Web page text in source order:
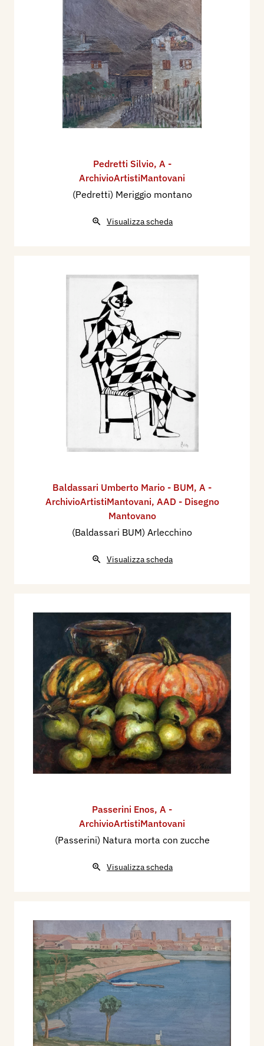
Pedretti Silvio, A -
ArchivioArtistiMantovani
(Pedretti) Meriggio montano
Visualizza scheda
Baldassari Umberto Mario - BUM, A -
ArchivioArtistiMantovani, AAD - Disegno
Mantovano
(Baldassari BUM) Arlecchino
Visualizza scheda
Passerini Enos, A -
ArchivioArtistiMantovani
(Passerini) Natura morta con zucche
Visualizza scheda